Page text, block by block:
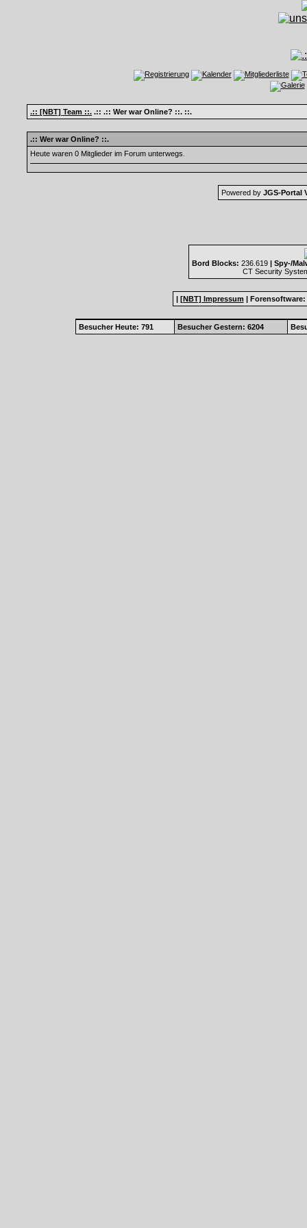
.:: [NBT] Team ::. .:: .:: Wer war Online? ::. ::.
.:: Wer war Online? ::.
Heute waren 0 Mitglieder im Forum unterwegs.
Powered by JGS-Portal
Bord Blocks: 236.619 | Spy-/
CT Security
| [NBT] Impressum | Forensoftware:
Besucher Heute: 791 Besucher Gestern: 6204